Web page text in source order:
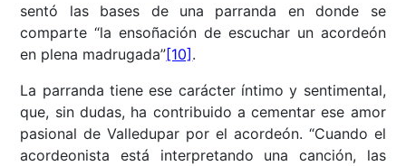
sentó las bases de una parranda en donde se
comparte “la ensoñación de escuchar un acordeón
en plena madrugada”[10].
La parranda tiene ese carácter íntimo y sentimental,
que, sin dudas, ha contribuido a cementar ese amor
pasional de Valledupar por el acordeón. “Cuando el
acordeonista está interpretando una canción, las